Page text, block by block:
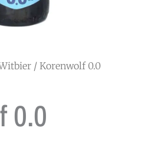
/ Korenwolf 0.0
0.0